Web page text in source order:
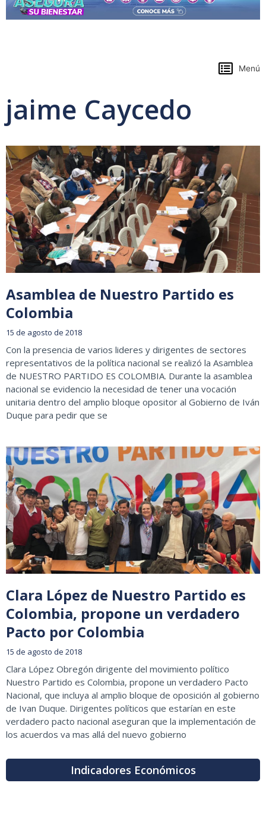
Menú
jaime Caycedo
Asamblea de Nuestro Partido es
Colombia
15 de agosto de 2018
Con la presencia de varios lideres y dirigentes de sectores
representativos de la política nacional se realizó la Asamblea
de NUESTRO PARTIDO ES COLOMBIA. Durante la asamblea
nacional se evidencio la necesidad de tener una vocación
unitaria dentro del amplio bloque opositor al Gobierno de Iván
Duque para pedir que se
Clara López de Nuestro Partido es
Colombia, propone un verdadero
Pacto por Colombia
15 de agosto de 2018
Clara López Obregón dirigente del movimiento político
Nuestro Partido es Colombia, propone un verdadero Pacto
Nacional, que incluya al amplio bloque de oposición al gobierno
de Ivan Duque. Dirigentes políticos que estarían en este
verdadero pacto nacional aseguran que la implementación de
los acuerdos va mas allá del nuevo gobierno
Indicadores Económicos